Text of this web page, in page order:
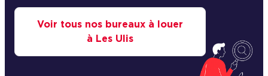
Voir tous nos bureaux à louer
à Les Ulis